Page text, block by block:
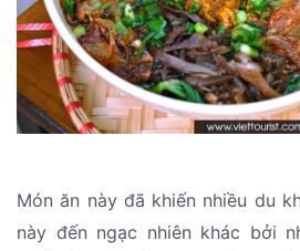
Món ăn này đã khiến nhiều du
này đến ngạc nhiên khác bởi